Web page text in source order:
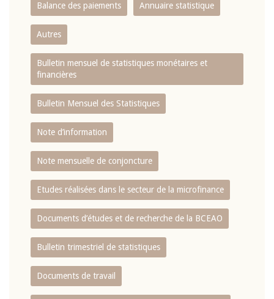
Balance des paiements Annuaire statistique
Autres
Bulletin mensuel de statistiques monétaires et
financières
Bulletin Mensuel des Statistiques
Note d’information
Note mensuelle de conjoncture
Etudes réalisées dans le secteur de la microfinance
Documents d’études et de recherche de la BCEAO
Bulletin trimestriel de statistiques
Documents de travail